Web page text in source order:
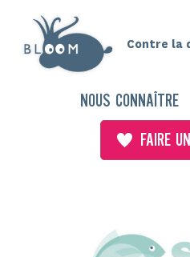
Contre la
NOUS CONNAÎTRE
FAIRE